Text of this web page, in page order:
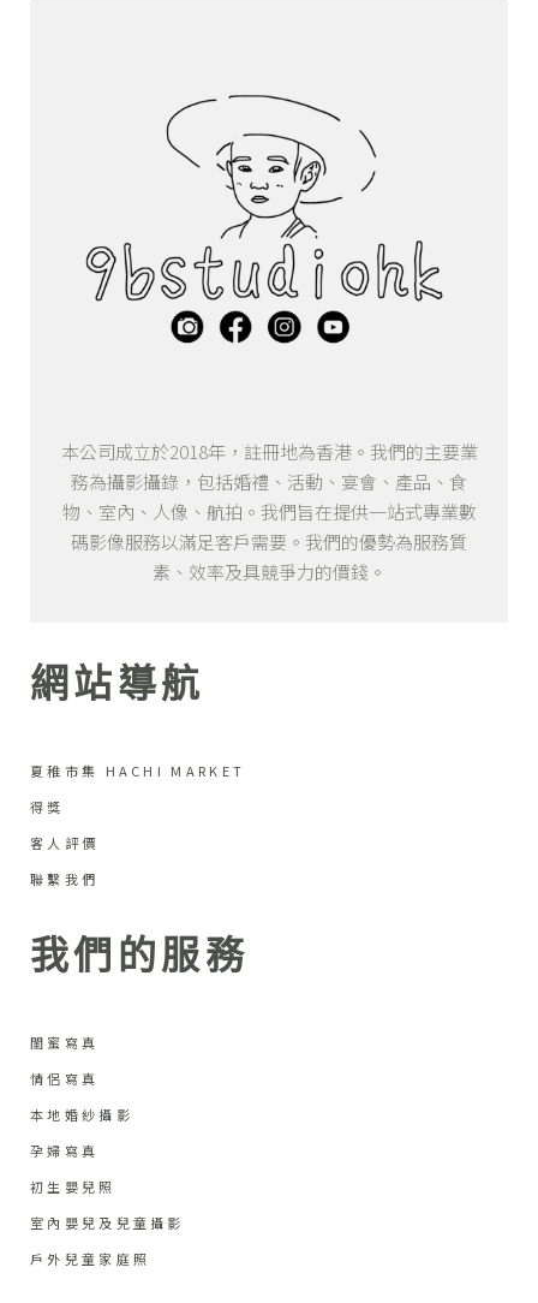
本公司成立於2018年，註冊地為香港。我們的主要業
務為攝影攝錄，包括婚禮、活動、宴會、產品、食
物、室內、人像、航拍。我們旨在提供一站式專業數
碼影像服務以滿足客戶需要。我們的優勢為服務質
素、效率及具競爭力的價錢。
網站導航
夏稚市集 HACHI MARKET
得獎
客人評價
聯繫我們
我們的服務
閨蜜寫真
情侶寫真
本地婚紗攝影
孕婦寫真
初生嬰兒照
室內嬰兒及兒童攝影
戶外兒童家庭照